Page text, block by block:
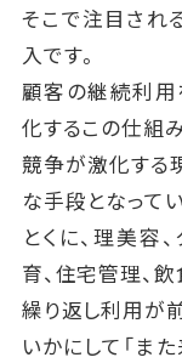
そこで注目され
入です。
顧客の継続利用
化するこの仕組み
競争が激化する
な手段となってい
とくに、理美容
育、住宅管理、飲
繰り返し利用が
いかにして「ま